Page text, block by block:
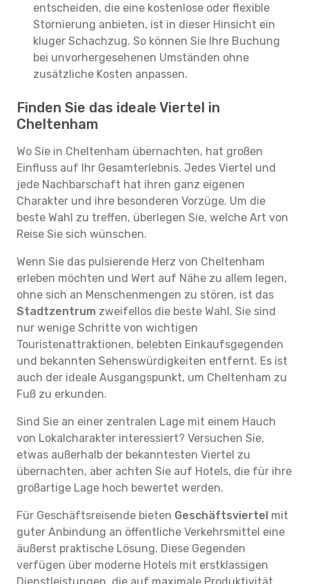
entscheiden, die eine kostenlose oder flexible
Stornierung anbieten, ist in dieser Hinsicht ein
kluger Schachzug. So können Sie Ihre Buchung
bei unvorhergesehenen Umständen ohne
zusätzliche Kosten anpassen.
Finden Sie das ideale Viertel in
Cheltenham
Wo Sie in Cheltenham übernachten, hat großen
Einfluss auf Ihr Gesamterlebnis. Jedes Viertel und
jede Nachbarschaft hat ihren ganz eigenen
Charakter und ihre besonderen Vorzüge. Um die
beste Wahl zu treffen, überlegen Sie, welche Art von
Reise Sie sich wünschen.
Wenn Sie das pulsierende Herz von Cheltenham
erleben möchten und Wert auf Nähe zu allem legen,
ohne sich an Menschenmengen zu stören, ist das
Stadtzentrum zweifellos die beste Wahl. Sie sind
nur wenige Schritte von wichtigen
Touristenattraktionen, belebten Einkaufsgegenden
und bekannten Sehenswürdigkeiten entfernt. Es ist
auch der ideale Ausgangspunkt, um Cheltenham zu
Fuß zu erkunden.
Sind Sie an einer zentralen Lage mit einem Hauch
von Lokalcharakter interessiert? Versuchen Sie,
etwas außerhalb der bekanntesten Viertel zu
übernachten, aber achten Sie auf Hotels, die für ihre
großartige Lage hoch bewertet werden.
Für Geschäftsreisende bieten Geschäftsviertel mit
guter Anbindung an öffentliche Verkehrsmittel eine
äußerst praktische Lösung. Diese Gegenden
verfügen über moderne Hotels mit erstklassigen